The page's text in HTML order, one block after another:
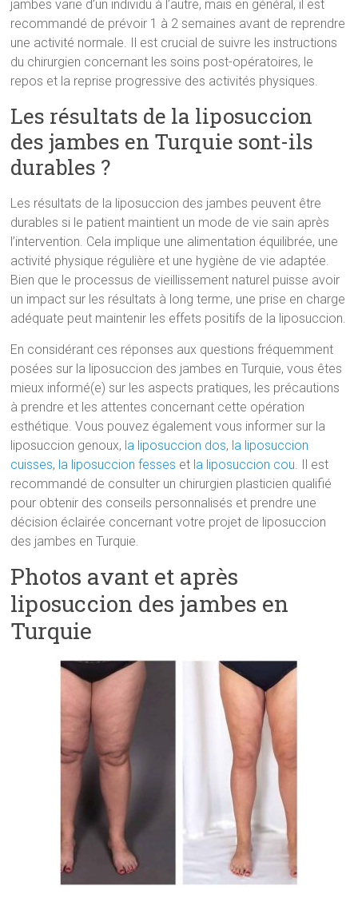
jambes varie d’un individu à l’autre, mais en général, il est
recommandé de prévoir 1 à 2 semaines avant de reprendre
une activité normale. Il est crucial de suivre les instructions
du chirurgien concernant les soins post-opératoires, le
repos et la reprise progressive des activités physiques.
Les résultats de la liposuccion
des jambes en Turquie sont-ils
durables ?
Les résultats de la liposuccion des jambes peuvent être
durables si le patient maintient un mode de vie sain après
l’intervention. Cela implique une alimentation équilibrée, une
activité physique régulière et une hygiène de vie adaptée.
Bien que le processus de vieillissement naturel puisse avoir
un impact sur les résultats à long terme, une prise en charge
adéquate peut maintenir les effets positifs de la liposuccion.
En considérant ces réponses aux questions fréquemment
posées sur la liposuccion des jambes en Turquie, vous êtes
mieux informé(e) sur les aspects pratiques, les précautions
à prendre et les attentes concernant cette opération
esthétique. Vous pouvez également vous informer sur la
liposuccion genoux, la liposuccion dos, la liposuccion
cuisses, la liposuccion fesses et la liposuccion cou. Il est
recommandé de consulter un chirurgien plasticien qualifié
pour obtenir des conseils personnalisés et prendre une
décision éclairée concernant votre projet de liposuccion
des jambes en Turquie.
Photos avant et après
liposuccion des jambes en
Turquie